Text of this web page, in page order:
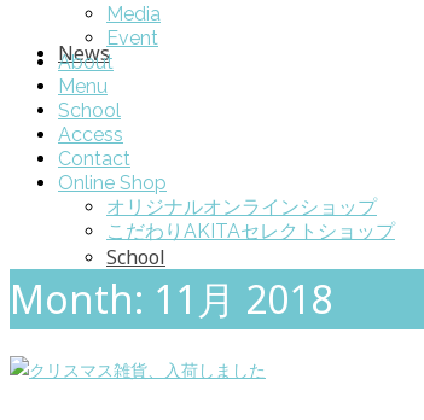
News
School
Media
Event
About
Menu
School
Access
Contact
Online Shop
オリジナルオンラインショップ
こだわりAKITAセレクトショップ
Month: 11月 2018